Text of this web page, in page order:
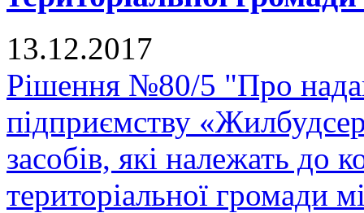
13.12.2017
Рішення №80/5 "Про
підприємству
засобів, які належать до
територіальної громади